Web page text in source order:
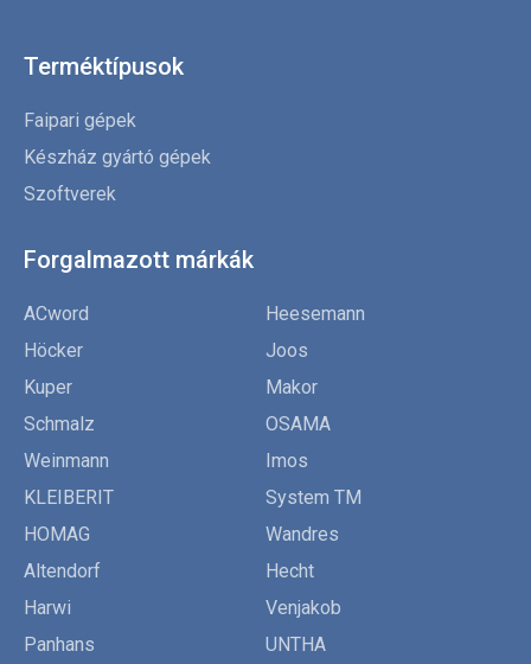
Terméktípusok
Faipari gépek
Készház gyártó gépek
Szoftverek
Forgalmazott márkák
ACword
Heesemann
Höcker
Joos
Kuper
Makor
Schmalz
OSAMA
Weinmann
Imos
KLEIBERIT
System TM
HOMAG
Wandres
Altendorf
Hecht
Harwi
Venjakob
Panhans
UNTHA